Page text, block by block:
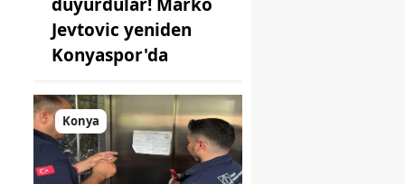
Jevtovic yeniden
Konyaspor'da
Konya